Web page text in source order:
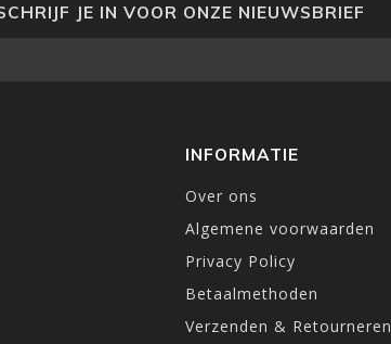
JE IN VOOR ONZE NIEUWSBRIEF
INFORMATIE
Over ons
Algemene voorwaarden
Privacy Policy
Betaalmethoden
Verzenden & Retourneren